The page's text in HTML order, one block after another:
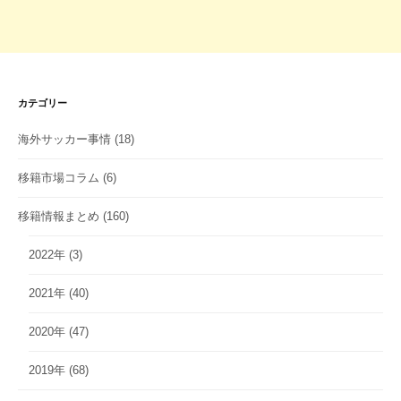
カテゴリー
海外サッカー事情 (18)
移籍市場コラム (6)
移籍情報まとめ (160)
2022年 (3)
2021年 (40)
2020年 (47)
2019年 (68)